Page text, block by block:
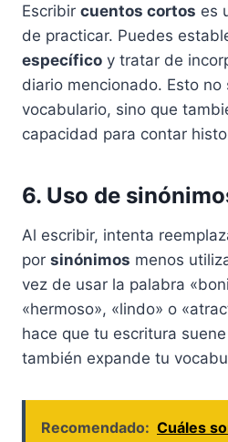
Escribir cuentos cortos es
de practicar. Puedes
específico y tratar de
diario mencionado. Esto no
vocabulario, sino que
capacidad para contar
6. Uso de
Al escribir, intenta
por sinónimos menos
vez de usar la palabra
«hermoso», «lindo» o
hace que tu escritura
también expande tu
Recomendado: Cuáles